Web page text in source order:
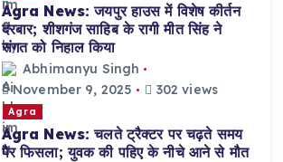
Agra News: जयपुर हाउस में विशेष कीर्तन
दरबार; शीशगंज साहिब के रागी मीत सिंह ने
संगत को निहाल किया
Abhimanyu Singh
November 9, 2025
302 views
Agra
Agra News: चलते ट्रैक्टर पर चढ़ते समय
पैर फिसला; युवक की पहिए के नीचे आने से मौत